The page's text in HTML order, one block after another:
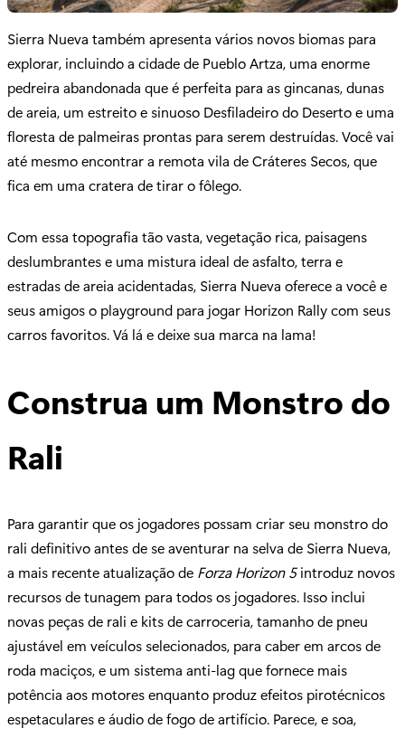
Sierra Nueva também apresenta vários novos biomas para
explorar, incluindo a cidade de Pueblo Artza, uma enorme
pedreira abandonada que é perfeita para as gincanas, dunas
de areia, um estreito e sinuoso Desfiladeiro do Deserto e uma
floresta de palmeiras prontas para serem destruídas. Você vai
até mesmo encontrar a remota vila de Cráteres Secos, que
fica em uma cratera de tirar o fôlego.
Com essa topografia tão vasta, vegetação rica, paisagens
deslumbrantes e uma mistura ideal de asfalto, terra e
estradas de areia acidentadas, Sierra Nueva oferece a você e
seus amigos o playground para jogar Horizon Rally com seus
carros favoritos. Vá lá e deixe sua marca na lama!
Construa um Monstro do
Rali
Para garantir que os jogadores possam criar seu monstro do
rali definitivo antes de se aventurar na selva de Sierra Nueva,
a mais recente atualização de Forza Horizon 5introduz novos
recursos de tunagem para todos os jogadores. Isso inclui
novas peças de rali e kits de carroceria, tamanho de pneu
ajustável em veículos selecionados, para caber em arcos de
roda maciços, e um sistema anti-lag que fornece mais
potência aos motores enquanto produz efeitos pirotécnicos
espetaculares e áudio de fogo de artifício. Parece, e soa,